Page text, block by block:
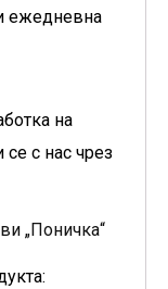
ежедневна
на
с нас чрез
„Поничка“